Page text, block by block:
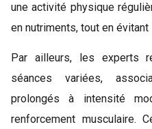
une activité physique
en nutriments, tout en
Par ailleurs, les experts
séances variées,
prolongés à intensité
renforcement musculaire.